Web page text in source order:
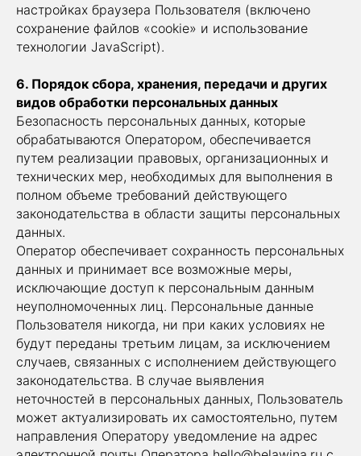
настройках браузера Пользователя (включено
сохранение файлов «cookie» и использование
технологии JavaScript).
6. Порядок сбора, хранения, передачи и других
видов обработки персональных данных
Безопасность персональных данных, которые
обрабатываются Оператором, обеспечивается
путем реализации правовых, организационных и
технических мер, необходимых для выполнения в
полном объеме требований действующего
законодательства в области защиты персональных
данных.
Оператор обеспечивает сохранность персональных
данных и принимает все возможные меры,
исключающие доступ к персональным данным
неуполномоченных лиц. Персональные данные
Пользователя никогда, ни при каких условиях не
будут переданы третьим лицам, за исключением
случаев, связанных с исполнением действующего
законодательства. В случае выявления
неточностей в персональных данных, Пользователь
может актуализировать их самостоятельно, путем
направления Оператору уведомление на адрес